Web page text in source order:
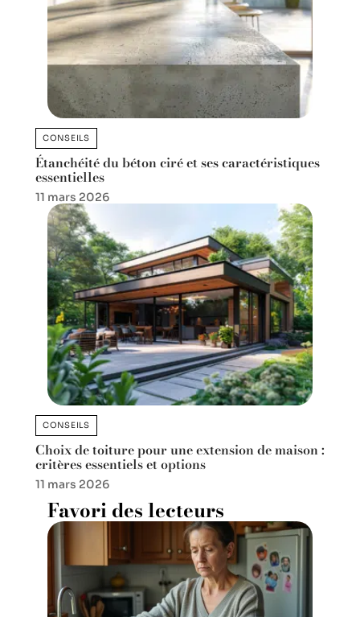
CONSEILS
Étanchéité du béton ciré et ses caractéristiques
essentielles
11 mars 2026
CONSEILS
Choix de toiture pour une extension de maison :
critères essentiels et options
11 mars 2026
Favori des lecteurs